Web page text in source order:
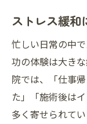
ストレス緩和
忙しい日常の中
功の体験は大き
院では、「仕事
た」「施術後は
多く寄せられて